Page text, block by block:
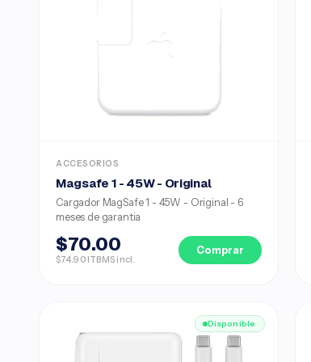
ACCESORIOS
Magsafe 1 - 45W - Original
Cargador MagSafe 1 - 45W - Original - 6
meses de garantia
$70.00
$74.90 ITBMS incl.
Comprar
Disponible